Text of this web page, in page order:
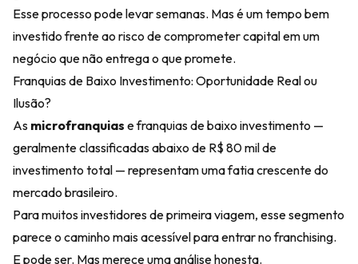
Esse processo pode levar semanas. Mas é um tempo bem
investido frente ao risco de comprometer capital em um
negócio que não entrega o que promete.
Franquias de Baixo Investimento: Oportunidade Real ou
Ilusão?
As microfranquias e franquias de baixo investimento —
geralmente classificadas abaixo de R$ 80 mil de
investimento total — representam uma fatia crescente do
mercado brasileiro.
Para muitos investidores de primeira viagem, esse segmento
parece o caminho mais acessível para entrar no franchising.
E pode ser. Mas merece uma análise honesta.